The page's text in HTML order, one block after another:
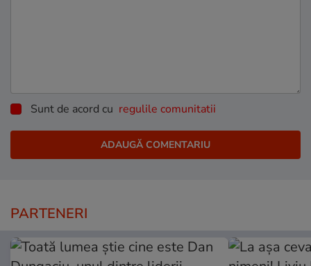
Sunt de acord cu regulile comunitatii
PARTENERI